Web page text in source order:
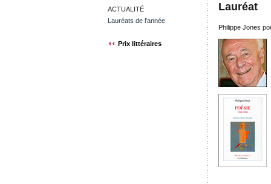
ACTUALITÉ
Lauréats de l'année
Prix littéraires
Lauréat
Philippe Jones